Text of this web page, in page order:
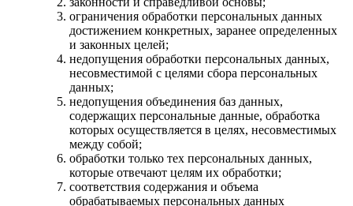
ограничения обработки персональных данных
достижением конкретных, заранее определенных
и законных целей;
недопущения обработки персональных данных,
несовместимой с целями сбора персональных
данных;
недопущения объединения баз данных,
содержащих персональные данные, обработка
которых осуществляется в целях, несовместимых
между собой;
обработки только тех персональных данных,
которые отвечают целям их обработки;
соответствия содержания и объема
обрабатываемых персональных данных